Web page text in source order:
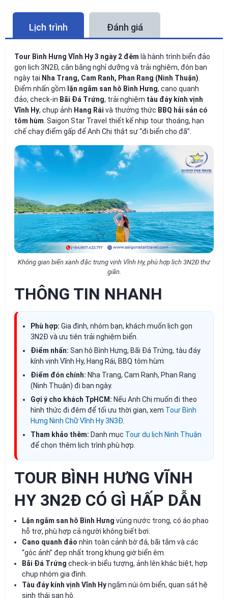
Lịch trình Đánh giá
Tour Bình Hưng Vĩnh Hy 3 ngày 2 đêm là hành trình biển đảo
gọn lịch 3N2Đ, cân bằng nghỉ dưỡng và trải nghiệm, đón ban
ngày tại Nha Trang, Cam Ranh, Phan Rang (Ninh Thuận)
Điểm nhấn gồm lặn ngắm san hô Bình Hưng, cano quanh
đảo, check-in Bãi Đá Trứng, trải nghiệm tàu đáy kính vịnh
Vĩnh Hy, chụp ảnh Hang Rái và thưởng thức BBQ hải sản có
tôm hùm . Saigon Star Travel thiết kế nhịp tour thoáng, hạn
chế chạy điểm gấp để Anh Chị thật sự “đi biển cho đã”.
Không gian biển xanh đặc trưng vịnh Vĩnh Hy, phù hợp lịch 3N2Đ thư
giãn.
THÔNG TIN NHANH
Phù hợp: Gia đình, nhóm bạn, khách muốn lịch gọn
3N2Đ và ưu tiên trải nghiệm biển.
Điểm nhấn: San hô Bình Hưng, Bãi Đá Trứng, tàu đáy
kính vịnh Vĩnh Hy, Hang Rái, BBQ tôm hùm.
Điểm đón chính: Nha Trang, Cam Ranh, Phan Rang
(Ninh Thuận) đi ban ngày.
Gợi ý cho khách TpHCM: Nếu Anh Chị muốn đi theo
hình thức đi đêm để tối ưu thời gian, xem Tour Bình
Hưng Ninh Chữ Vĩnh Hy 3N3Đ
Tham khảo thêm: Danh mục Tour du lịch Ninh Thuận
để chọn thêm lịch trình phù hợp.
TOUR BÌNH HƯNG VĨNH
HY 3N2Đ CÓ GÌ HẤP DẪN
Lặn ngắm san hô Bình Hưng vùng nước trong, có áo phao
hỗ trợ, phù hợp cả người không biết bơi.
Cano quanh đảo nhìn toàn cảnh bờ đá, bãi tắm và các
“góc ảnh” đẹp nhất trong khung giờ biển êm.
Bãi Đá Trứng check-in biểu tượng, ảnh lên khác biệt, hợp
chụp nhóm gia đình.
Tàu đáy kính vịnh Vĩnh Hyngắm núi ôm biển, quan sát hệ
sinh thái san hô.